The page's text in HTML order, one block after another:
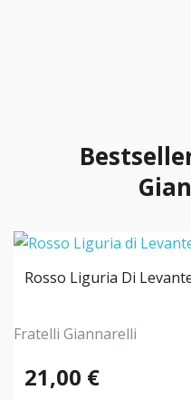
Rosso Liguria Di
Fratelli Giannarelli
21,00 €